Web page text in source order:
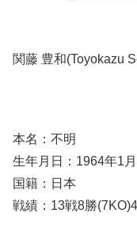
関藤 豊和(Toyokazu
本名：不明
生年月日：1964年1
国籍：日本
戦績：13戦8勝